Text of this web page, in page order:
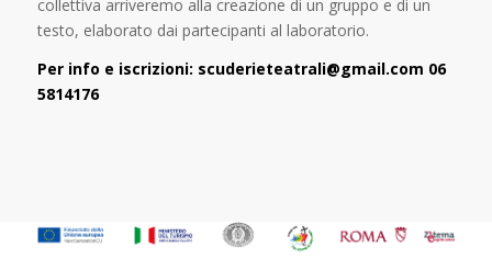
collettiva arriveremo alla creazione di un gruppo e di un
testo, elaborato dai partecipanti al laboratorio.
Per info e iscrizioni: scuderieteatrali@gmail.com 06
5814176